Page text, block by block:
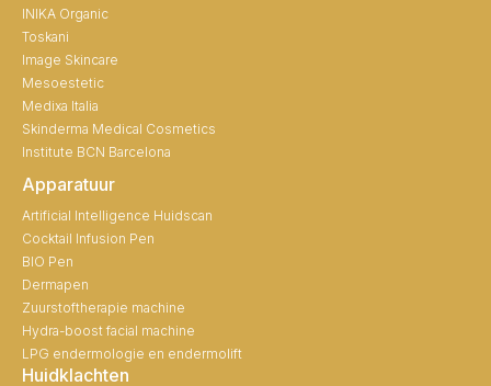
INIKA Organic
Toskani
Image Skincare
Mesoestetic
Medixa Italia
Skinderma Medical Cosmetics
Institute BCN Barcelona
Apparatuur
Artificial Intelligence Huidscan
Cocktail Infusion Pen
BIO Pen
Dermapen
Zuurstoftherapie machine
Hydra-boost facial machine
LPG endermologie en endermolift
Huidklachten